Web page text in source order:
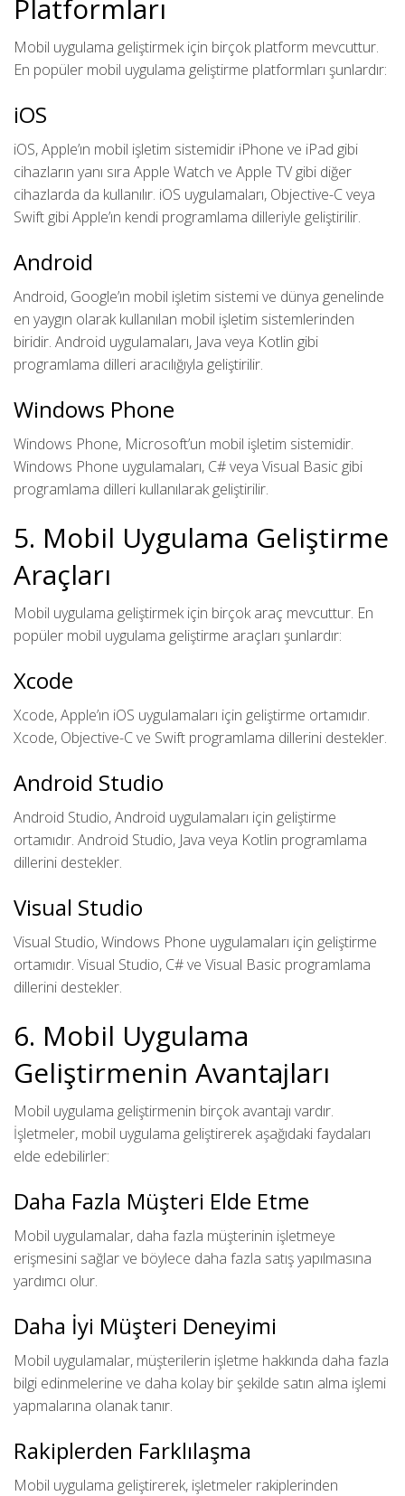
Platformları
Mobil uygulama geliştirmek için birçok platform mevcuttur.
En popüler mobil uygulama geliştirme platformları şunlardır:
iOS
iOS, Apple’ın mobil işletim sistemidir iPhone ve iPad gibi
cihazların yanı sıra Apple Watch ve Apple TV gibi diğer
cihazlarda da kullanılır. iOS uygulamaları, Objective-C veya
Swift gibi Apple’ın kendi programlama dilleriyle geliştirilir.
Android
Android, Google’ın mobil işletim sistemi ve dünya genelinde
en yaygın olarak kullanılan mobil işletim sistemlerinden
biridir. Android uygulamaları, Java veya Kotlin gibi
programlama dilleri aracılığıyla geliştirilir.
Windows Phone
Windows Phone, Microsoft’un mobil işletim sistemidir.
Windows Phone uygulamaları, C# veya Visual Basic gibi
programlama dilleri kullanılarak geliştirilir.
5. Mobil Uygulama Geliştirme
Araçları
Mobil uygulama geliştirmek için birçok araç mevcuttur. En
popüler mobil uygulama geliştirme araçları şunlardır:
Xcode
Xcode, Apple’ın iOS uygulamaları için geliştirme ortamıdır.
Xcode, Objective-C ve Swift programlama dillerini destekler.
Android Studio
Android Studio, Android uygulamaları için geliştirme
ortamıdır. Android Studio, Java veya Kotlin programlama
dillerini destekler.
Visual Studio
Visual Studio, Windows Phone uygulamaları için geliştirme
ortamıdır. Visual Studio, C# ve Visual Basic programlama
dillerini destekler.
6. Mobil Uygulama
Geliştirmenin Avantajları
Mobil uygulama geliştirmenin birçok avantajı vardır.
İşletmeler, mobil uygulama geliştirerek aşağıdaki faydaları
elde edebilirler:
Daha Fazla Müşteri Elde Etme
Mobil uygulamalar, daha fazla müşterinin işletmeye
erişmesini sağlar ve böylece daha fazla satış yapılmasına
yardımcı olur.
Daha İyi Müşteri Deneyimi
Mobil uygulamalar, müşterilerin işletme hakkında daha fazla
bilgi edinmelerine ve daha kolay bir şekilde satın alma işlemi
yapmalarına olanak tanır.
Rakiplerden Farklılaşma
Mobil uygulama geliştirerek, işletmeler rakiplerinden